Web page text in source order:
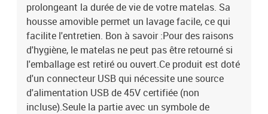
prolongeant la durée de vie de votre matelas. Sa
housse amovible permet un lavage facile, ce qui
facilite l'entretien. Bon à savoir :Pour des raisons
d'hygiène, le matelas ne peut pas être retourné si
l'emballage est retiré ou ouvert.Ce produit est doté
d'un connecteur USB qui nécessite une source
d'alimentation USB de 45V certifiée (non
incluse).Seule la partie avec un symbole de